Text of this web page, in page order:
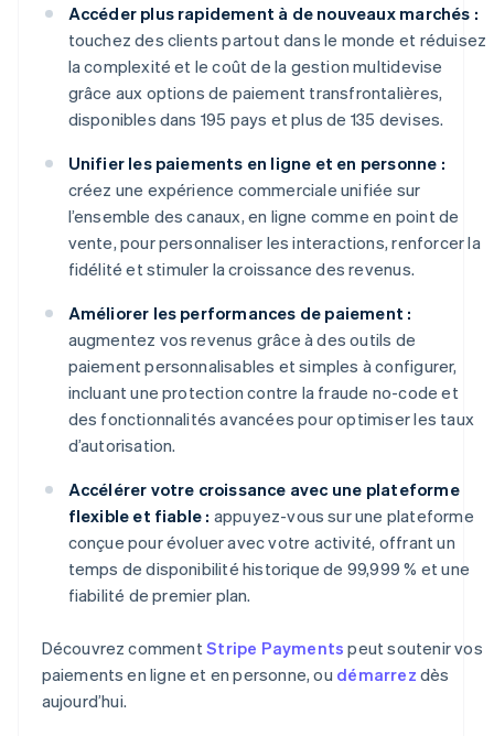
Accéder plus rapidement à de nouveaux marchés :
touchez des clients partout dans le monde et réduisez
la complexité et le coût de la gestion multidevise
grâce aux options de paiement transfrontalières,
disponibles dans 195 pays et plus de 135 devises.
Unifier les paiements en ligne et en personne :
créez une expérience commerciale unifiée sur
l’ensemble des canaux, en ligne comme en point de
vente, pour personnaliser les interactions, renforcer la
fidélité et stimuler la croissance des revenus.
Améliorer les performances de paiement :
augmentez vos revenus grâce à des outils de
paiement personnalisables et simples à configurer,
incluant une protection contre la fraude no-code et
des fonctionnalités avancées pour optimiser les taux
d’autorisation.
Accélérer votre croissance avec une plateforme
flexible et fiable : appuyez-vous sur une plateforme
conçue pour évoluer avec votre activité, offrant un
temps de disponibilité historique de 99,999 % et une
fiabilité de premier plan.
Découvrez commentStripe Payments peut soutenir vos
paiements en ligne et en personne, ou démarrez dès
aujourd’hui.